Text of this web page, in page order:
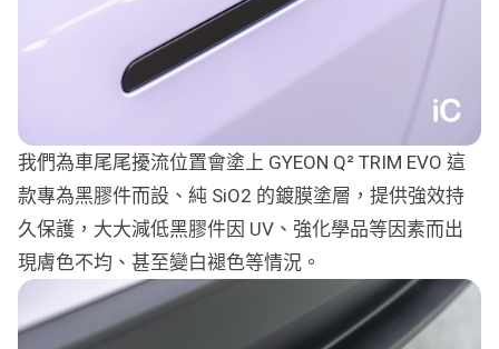
我們為車尾尾擾流位置會塗上 GYEON Q² TRIM EVO 這
款專為黑膠件而設、純 SiO2 的鍍膜塗層，提供強效持
久保護，大大減低黑膠件因 UV、強化學品等因素而出
現膚色不均、甚至變白褪色等情況。